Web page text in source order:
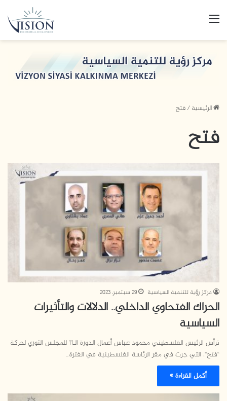
الرئيسية/فتح
فتح
مركز رؤية للتنمية السياسية 29 سبتمبر، 2023
الحراك الفتحاوي الداخلي.. الدلالات والتأثيرات
السياسية
ترأس الرئيس الفلسطيني محمود عباس أعمال الدورة الـ11 للمجلس الثوري لحركة
“فتح”، التي جرت في مقر الرئاسة الفلسطينية في الفترة…
أكمل القراءة »